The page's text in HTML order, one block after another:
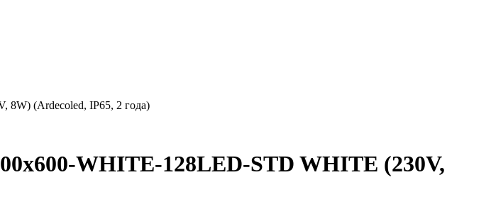
8W) (Ardecoled, IP65, 2 года)
WHITE-128LED-STD WHITE (230V,